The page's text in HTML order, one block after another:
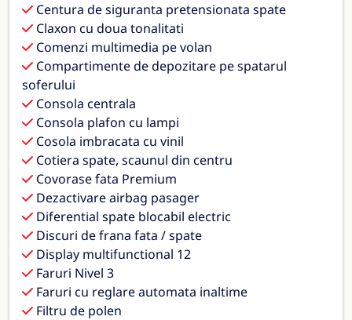
Centura de siguranta pretensionata spate
Claxon cu doua tonalitati
Comenzi multimedia pe volan
Compartimente de depozitare pe spatarul
soferului
Consola centrala
Consola plafon cu lampi
Cosola imbracata cu vinil
Cotiera spate, scaunul din centru
Covorase fata Premium
Dezactivare airbag pasager
Diferential spate blocabil electric
Discuri de frana fata / spate
Display multifunctional 12
Faruri Nivel 3
Faruri cu reglare automata inaltime
Filtru de polen